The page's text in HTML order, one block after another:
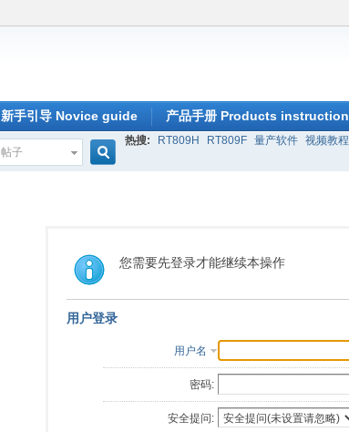
新手引导 Novice guide 产品手册 Products instruction
帖子
索
热搜: RT809H RT809F 量产软件 视频教程
您需要先登录才能继续本操作
用户登录
用户名
密码:
安全提问: